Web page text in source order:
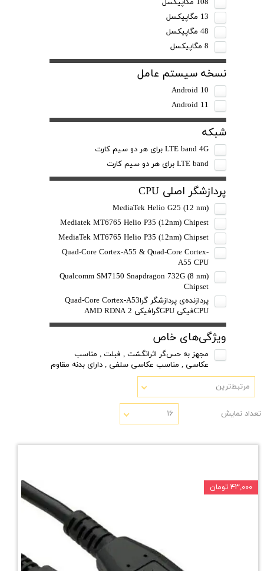
108 مگاپیکسل
13 مگاپیکسل
48 مگاپیکسل
8 مگاپیکسل
نسخه سیستم عامل
Android 10
Android 11
شبکه
LTE band 4G برای هر دو سیم کارت
LTE band برای هر دو سیم کارت
پردازشگر اصلی CPU
MediaTek Helio G25 (12 nm)
Mediatek MT6765 Helio P35 (12nm) Chipest
MediaTek MT6765 Helio P35 (12nm) Chipset
Quad-Core Cortex-A55 & Quad-Core Cortex-
A55 CPU
Qualcomm SM7150 Snapdragon 732G (8 nm)
Chipset
پردازنده‌ی پردازشگر گراQuad-Core Cortex-A53
CPUفیکی GPUگرافیکی AMD RDNA 2
ویژگی‌های خاص
مجهز به حس‌گر اثرانگشت , فبلت , مناسب
عکاسی , مناسب عکاسی سلفی , دارای بدنه مقاوم
مرتبط‌ترین
تعداد نمایش ۱۶
۴۳,۰۰۰ تومان